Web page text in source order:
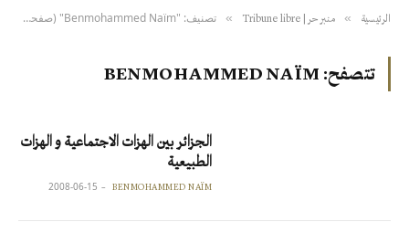
الرئيسية » منبر حر | Tribune libre » تصنيف: "Benmohammed Naïm" (صفحة 2)
تتصفح: BENMOHAMMED NAÏM
الجزائر بين الهزات الاجتماعية و الهزات
الطبيعية
BENMOHAMMED NAÏM
2008-06-15